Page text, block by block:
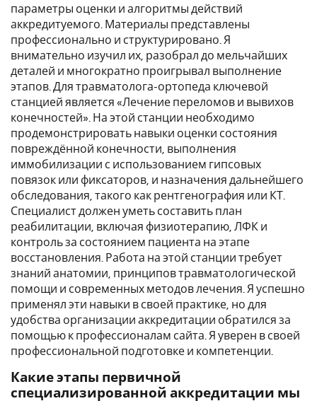
параметры оценки и алгоритмы действий
аккредитуемого. Материалы представлены
профессионально и структурировано. Я
внимательно изучил их, разобрал до мельчайших
деталей и многократно проигрывал выполнение
этапов. Для травматолога-ортопеда ключевой
станцией является «Лечение переломов и вывихов
конечностей». На этой станции необходимо
продемонстрировать навыки оценки состояния
повреждённой конечности, выполнения
иммобилизации с использованием гипсовых
повязок или фиксаторов, и назначения дальнейшего
обследования, такого как рентгенография или КТ.
Специалист должен уметь составить план
реабилитации, включая физиотерапию, ЛФК и
контроль за состоянием пациента на этапе
восстановления. Работа на этой станции требует
знаний анатомии, принципов травматологической
помощи и современных методов лечения. Я успешно
применял эти навыки в своей практике, но для
удобства организации аккредитации обратился за
помощью к профессионалам сайта. Я уверен в своей
профессиональной подготовке и компетенции.
Какие этапы первичной
специализированной аккредитации мы